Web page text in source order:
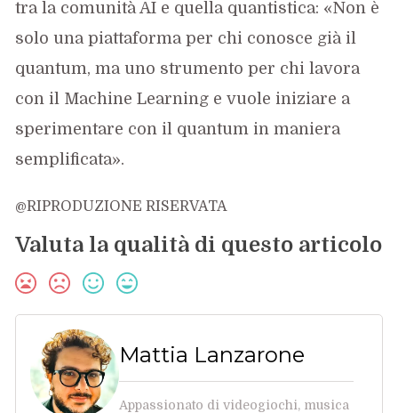
tra la comunità AI e quella quantistica: «Non è
solo una piattaforma per chi conosce già il
quantum, ma uno strumento per chi lavora
con il Machine Learning e vuole iniziare a
sperimentare con il quantum in maniera
semplificata».
@RIPRODUZIONE RISERVATA
Valuta la qualità di questo articolo
Mattia Lanzarone
Appassionato di videogiochi, musica